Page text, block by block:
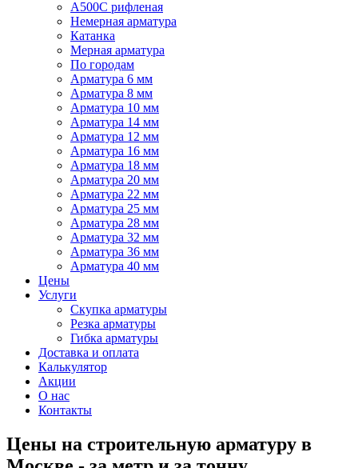
А500С рифленая
Немерная арматура
Катанка
Мерная арматура
По городам
Арматура 6 мм
Арматура 8 мм
Арматура 10 мм
Арматура 14 мм
Арматура 12 мм
Арматура 16 мм
Арматура 18 мм
Арматура 20 мм
Арматура 22 мм
Арматура 25 мм
Арматура 28 мм
Арматура 32 мм
Арматура 36 мм
Арматура 40 мм
Цены
Услуги
Скупка арматуры
Резка арматуры
Гибка арматуры
Доставка и оплата
Калькулятор
Акции
О нас
Контакты
Цены на строительную арматуру в